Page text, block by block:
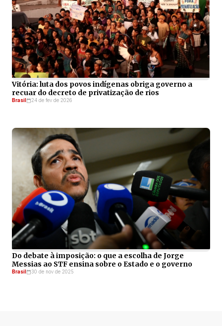
Vitória: luta dos povos indígenas obriga governo a
recuar do decreto de privatização de rios
Brasil 24 de fev de 2026
Do debate à imposição: o que a escolha de Jorge
Messias ao STF ensina sobre o Estado e o governo
Brasil 30 de nov de 2025